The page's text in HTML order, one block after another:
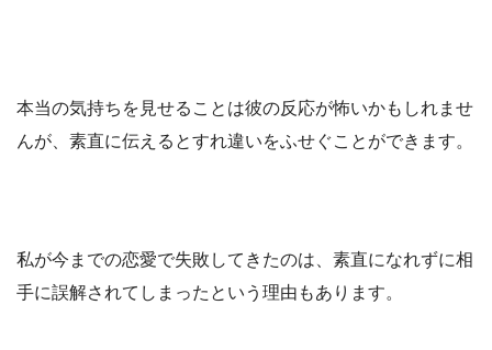
本当の気持ちを見せることは彼の反応が怖いかもしれませ
んが、素直に伝えるとすれ違いをふせぐことができます。
私が今までの恋愛で失敗してきたのは、素直になれずに相
手に誤解されてしまったという理由もあります。